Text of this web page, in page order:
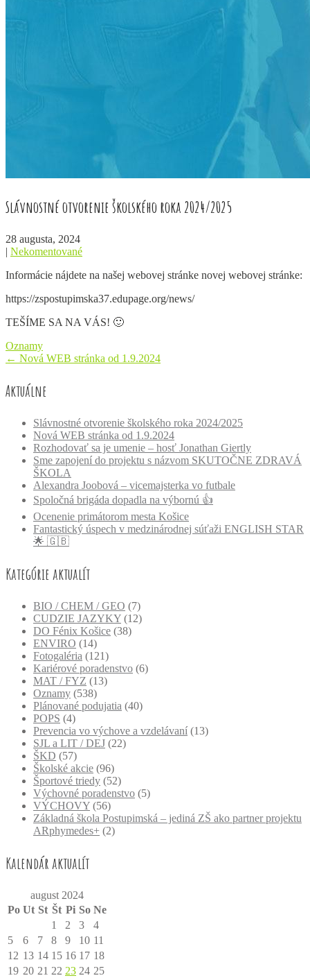
Slávnostné otvorenie školského roka 2024/2025
28 augusta, 2024
| Nekomentované
Informácie nájdete na našej webovej stránke novej webovej stránke:
https://zspostupimska37.edupage.org/news/
TEŠÍME SA NA VÁS! 🙂
Oznamy
Post
navigation
← Nová WEB stránka od 1.9.2024
Aktuálne
Slávnostné otvorenie školského roka 2024/2025
Nová WEB stránka od 1.9.2024
Rozhodovať sa je umenie – hosť Jonathan Giertly
Sme zapojení do projektu s názvom SKUTOČNE ZDRAVÁ
ŠKOLA
Alexandra Joobová – vicemajsterka vo futbale
Spoločná brigáda dopadla na výbornú 👍
Ocenenie primátorom mesta Košice
Fantastický úspech v medzinárodnej súťaži ENGLISH STAR
🌟 🇬🇧
Kategórie aktualít
BIO / CHEM / GEO (7)
CUDZIE JAZYKY (12)
DO Fénix Košice (38)
ENVIRO (14)
Fotogaléria (121)
Kariérové poradenstvo (6)
MAT / FYZ (13)
Oznamy (538)
Plánované podujatia (40)
POPS (4)
Prevencia vo výchove a vzdelávaní (13)
SJL a LIT / DEJ (22)
ŠKD (57)
Školské akcie (96)
Športové triedy (52)
Výchovné poradenstvo (5)
VÝCHOVY (56)
Základná škola Postupimská – jediná ZŠ ako partner projektu
ARphymedes+ (2)
Kalendár aktualít
august 2024
Po Ut St Št Pi So Ne
1
2 3
4
5
6 7 8 9 10 11
12 13 14 15 16 17 18
19 20 21 22 23 24 25